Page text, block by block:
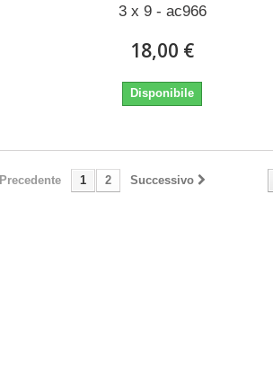
3 x 9 - ac966
18,00 €
Disponibile
Precedente 1 2 Successivo